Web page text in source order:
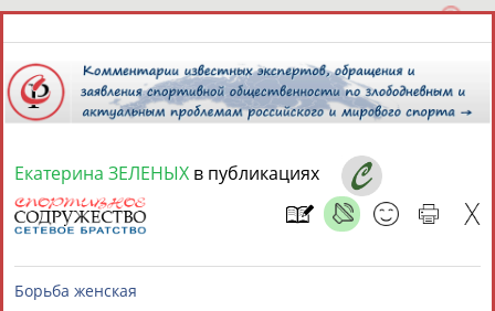
8 августа 2026 года,
СПОРТСМЕНЫ, ТРЕНЕРЫ И СПЕЦИАЛИСТЫ
Екатерина ЗЕЛЕНЫХ в публикациях